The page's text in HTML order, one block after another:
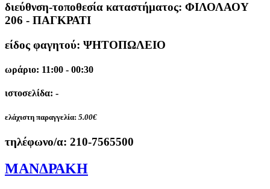
διεύθνση-τοποθεσία καταστήματος: ΦΙΛΟΛΑΟΥ
206 - ΠΑΓΚΡΑΤΙ
είδος φαγητού: ΨΗΤΟΠΩΛΕΙΟ
ωράριο: 11:00 - 00:30
ιστοσελίδα: -
ελάχιστη παραγγελία: 5.00€
τηλέφωνο/α: 210-7565500
ΜΑΝΔΡΑΚΗ